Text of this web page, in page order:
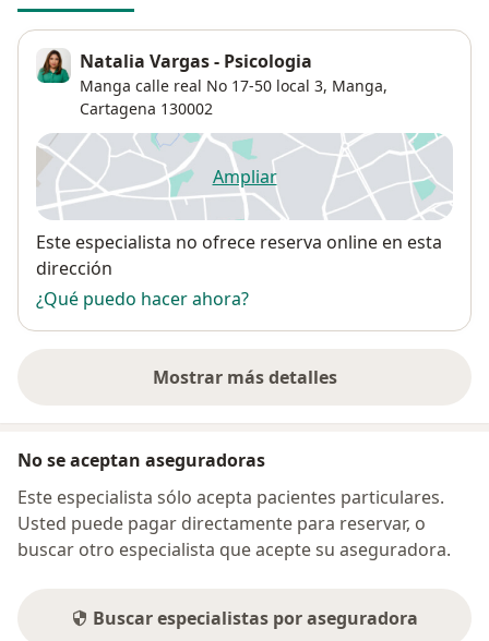
Natalia Vargas - Psicologia
Manga calle real No 17-50 local 3, Manga,
Cartagena 130002
Ampliarse abre en una nueva
Disponibilidad
Este especialista no ofrece reserva online en esta
dirección
¿Qué puedo hacer ahora?
Mostrar más detalles
sobre la dirección
No se aceptan aseguradoras
Este especialista sólo acepta pacientes particulares.
Usted puede pagar directamente para reservar, o
buscar otro especialista que acepte su aseguradora.
Buscar especialistas por aseguradora